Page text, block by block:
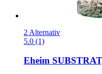
2 Alternativ
5.0 (1)
Eheim